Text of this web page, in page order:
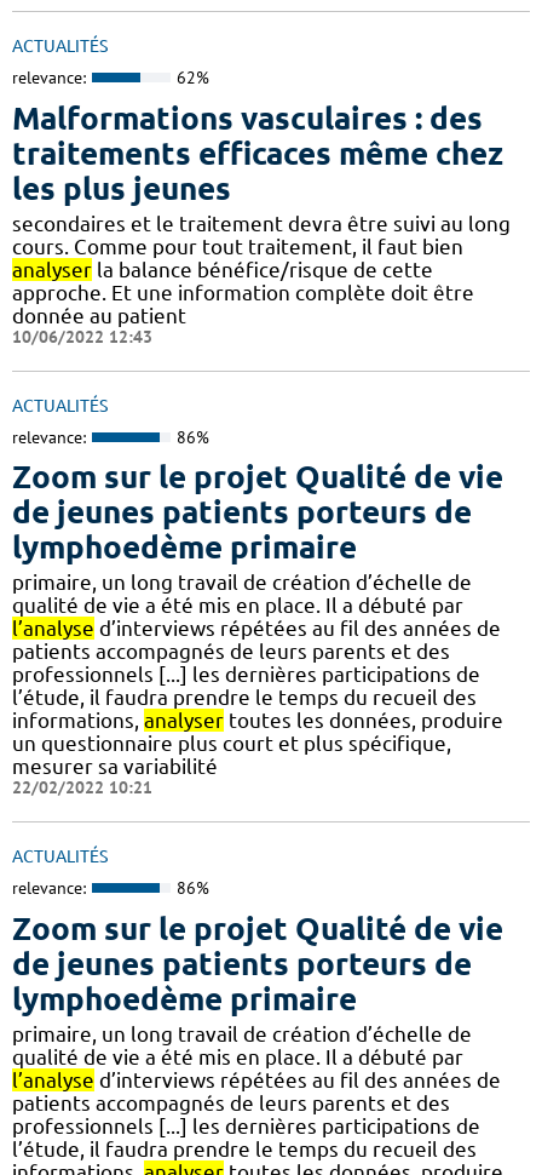
ACTUALITÉS
relevance: 62%
Malformations vasculaires : des
traitements efficaces même chez
les plus jeunes
secondaires et le traitement devra être suivi au long
cours. Comme pour tout traitement, il faut bien
analyser la balance bénéfice/risque de cette
approche. Et une information complète doit être
donnée au patient
10/06/2022 12:43
ACTUALITÉS
relevance: 86%
Zoom sur le projet Qualité de vie
de jeunes patients porteurs de
lymphoedème primaire
primaire, un long travail de création d’échelle de
qualité de vie a été mis en place. Il a débuté par
l’analyse d’interviews répétées au fil des années de
patients accompagnés de leurs parents et des
professionnels [...] les dernières participations de
l’étude, il faudra prendre le temps du recueil des
informations, analyser toutes les données, produire
un questionnaire plus court et plus spécifique,
mesurer sa variabilité
22/02/2022 10:21
ACTUALITÉS
relevance: 86%
Zoom sur le projet Qualité de vie
de jeunes patients porteurs de
lymphoedème primaire
primaire, un long travail de création d’échelle de
qualité de vie a été mis en place. Il a débuté par
l’analyse d’interviews répétées au fil des années de
patients accompagnés de leurs parents et des
professionnels [...] les dernières participations de
l’étude, il faudra prendre le temps du recueil des